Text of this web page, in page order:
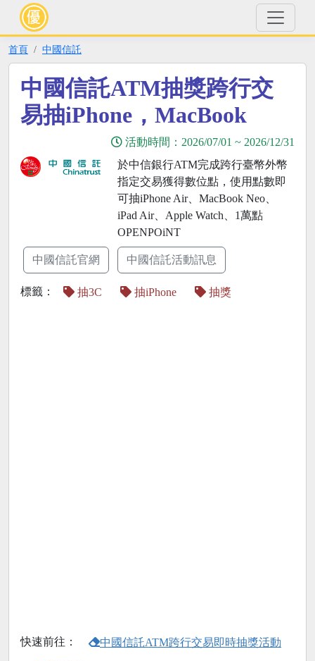
首頁 中國信託
中國信託ATM抽獎跨行交
易抽iPhone，MacBook
活動時間： 2026/07/01 ~ 2026/12/31
於中信銀行ATM完成跨行臺幣外幣
指定交易獲得數位點，使用點數即
可抽iPhone Air、MacBook Neo、
iPad Air、Apple Watch、1萬點
OPENPOiNT
中國信託官網 中國信託活動訊息
標籤： 抽3C 抽iPhone 抽獎
快速前往： 中國信託ATM跨行交易即時抽獎活動